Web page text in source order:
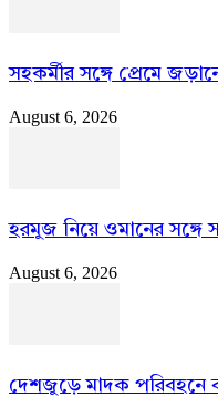
সহকর্মীর সঙ্গে প্রেমে
August 6, 2026
হরমুজ নিয়ে ওমানের সঙ্গে
August 6, 2026
দেশজুড়ে মাদক পরিবহনে